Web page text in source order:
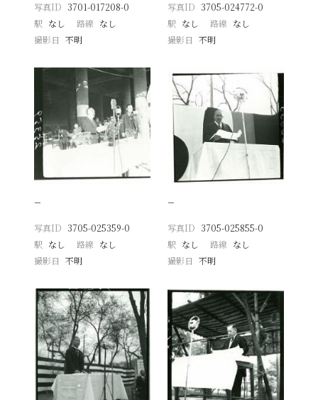
写真ID 3701-017208-0
駅 なし 路線 なし
撮影日
不明
写真ID 3705-024772-0
駅 なし 路線 なし
撮影日 不明
−
写真ID 3705-025359-0
駅 なし 路線 なし
撮影日
不明
−
写真ID 3705-025855-0
駅 なし 路線 なし
撮影日 不明